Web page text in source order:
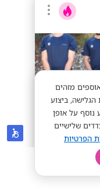
מזהים
הגלישה, ביצוע
נוסף על אופן
שלישיים
הפרטיות